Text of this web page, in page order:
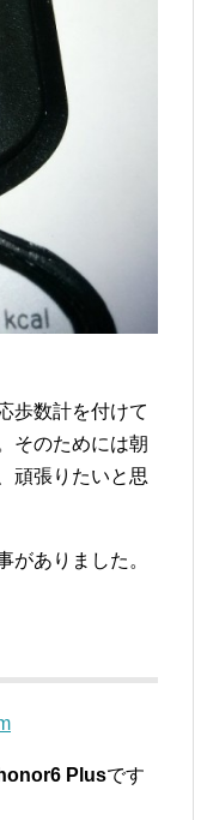
歩数計を付けて
そのためには朝
頑張りたいと思
ありました。
honor6 Plusです